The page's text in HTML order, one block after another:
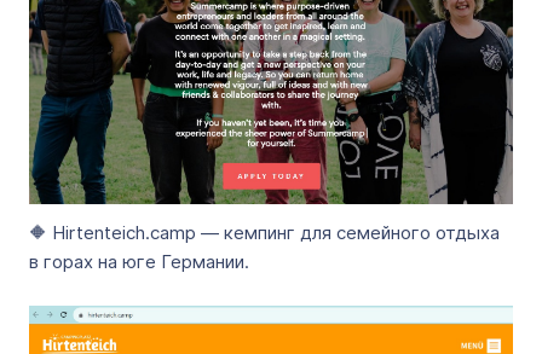
🔶 Hirtenteich.camp — кемпинг для семейного отдыха
в горах на юге Германии.